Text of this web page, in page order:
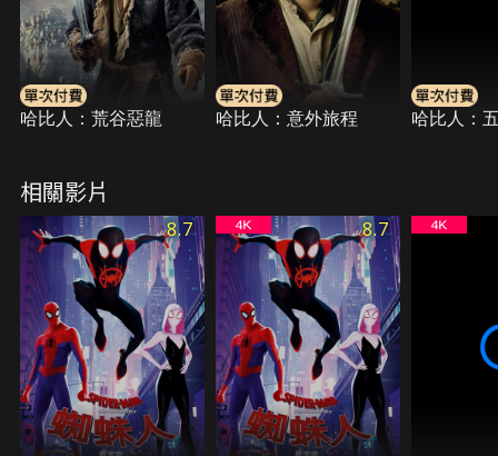
哈比人：荒谷惡龍 哈比人：意外旅程 哈比人：
相關影片
8.7 8.7